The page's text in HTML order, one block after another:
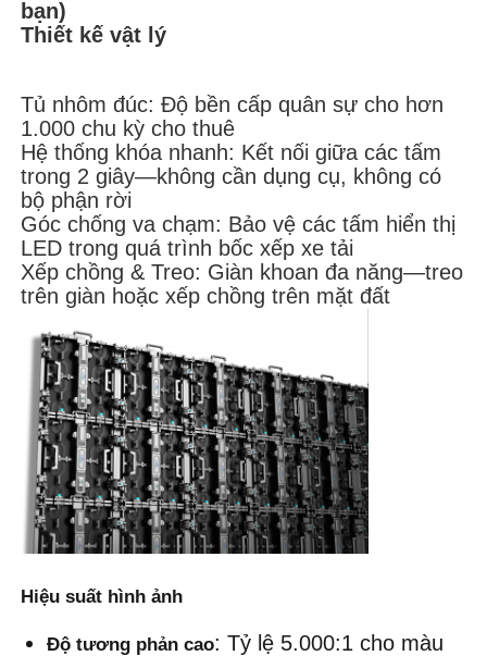
Màn hình SMD LED
Bảng hiển thị LED ngoài trời
biển quảng cáo led ngoài trời
bạn)
Thiết kế vật lý
Tủ nhôm đúc: Độ bền cấp quân sự cho hơn
1.000 chu kỳ cho thuê
Hệ thống khóa nhanh: Kết nối giữa các tấm
trong 2 giây—không cần dụng cụ, không có
bộ phận rời
Góc chống va chạm: Bảo vệ các tấm hiển thị
LED trong quá trình bốc xếp xe tải
Xếp chồng & Treo: Giàn khoan đa năng—treo
trên giàn hoặc xếp chồng trên mặt đất
Hiệu suất hình ảnh
Độ tương phản cao: Tỷ lệ 5.000:1 cho màu